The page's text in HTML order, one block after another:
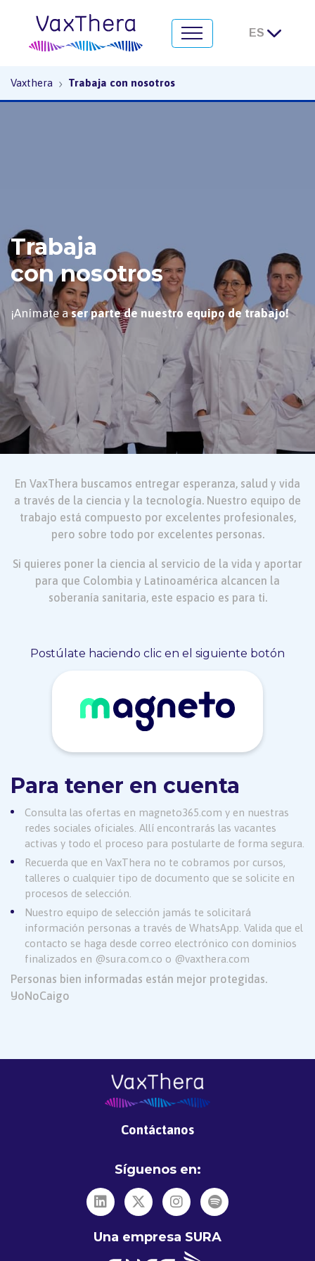
Trabaja con Nosotros
Vaxthera › Trabaja con nosotros
Trabaja
con nosotros
¡Anímate aser parte de nuestro equipo de trabajo!
En VaxThera buscamos entregar esperanza, salud y vida
a través de la ciencia y la tecnología. Nuestro equipo de
trabajo está compuesto por excelentes profesionales,
pero sobre todo por excelentes personas.
Si quieres poner la ciencia al servicio de la vida y aportar
para que Colombia y Latinoamérica alcancen la
soberanía sanitaria, este espacio es para ti.
Postúlate haciendo clic en el siguiente botón
Para tener en cuenta
Consulta las ofertas en magneto365.com y en nuestras
redes sociales oficiales. Allí encontrarás las vacantes
activas y todo el proceso para postularte de forma segura.
Recuerda que en VaxThera no te cobramos por cursos,
talleres o cualquier tipo de documento que se solicite en
procesos de selección.
Nuestro equipo de selección jamás te solicitará
información personas a través de WhatsApp. Valida que el
contacto se haga desde correo electrónico con dominios
finalizados en @sura.com.co o @vaxthera.com
Personas bien informadas están mejor protegidas.
#YoNoCaigo
Contáctanos
Síguenos en:
Una empresa SURA